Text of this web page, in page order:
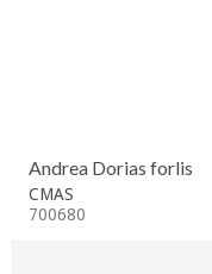
Andrea Dorias forlis
CMAS
700680